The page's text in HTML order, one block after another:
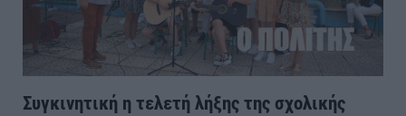
Συγκινητική η τελετή λήξης της σχολικής